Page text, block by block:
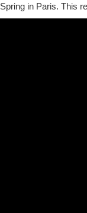
Spring in Paris. This